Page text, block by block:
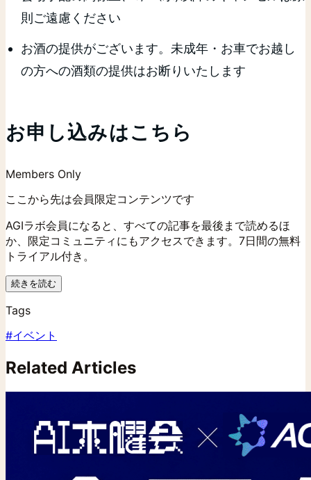
則ご遠慮ください
お酒の提供がございます。未成年・お車でお越し
の方への酒類の提供はお断りいたします
お申し込みはこちら
Members Only
ここから先は会員限定コンテンツです
AGIラボ会員になると、すべての記事を最後まで読めるほ
か、限定コミュニティにもアクセスできます。7日間の無料
トライアル付き。
続きを読む
Tags
#イベント
Related Articles